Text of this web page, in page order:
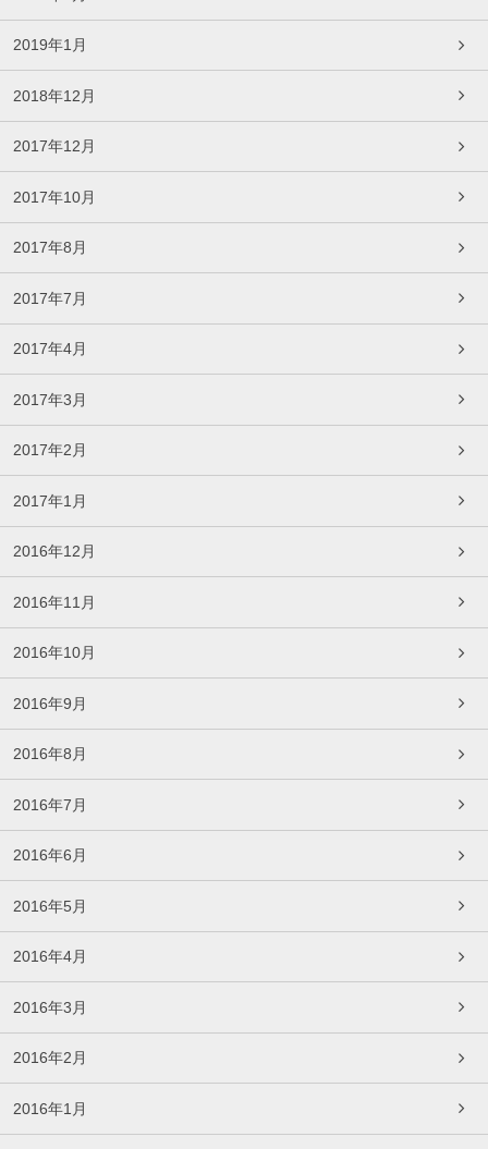
2019年1月
2018年12月
2017年12月
2017年10月
2017年8月
2017年7月
2017年4月
2017年3月
2017年2月
2017年1月
2016年12月
2016年11月
2016年10月
2016年9月
2016年8月
2016年7月
2016年6月
2016年5月
2016年4月
2016年3月
2016年2月
2016年1月